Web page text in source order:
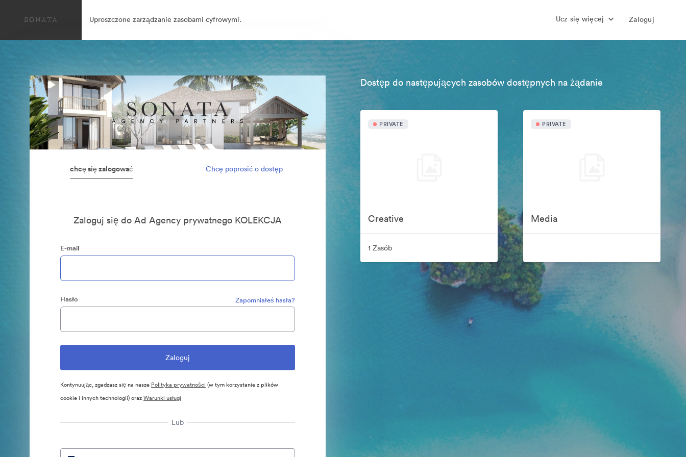
Uproszczone zarządzanie zasobami cyfrowymi. Ucz się więcej Zaloguj
chcę się zalogować Chcę poprosić o dostęp
Zaloguj się do Ad Agency prywatnego KOLEKCJA
E-mail
Hasło Zapomniałeś hasła?
Kontynuując, zgadzasz się na nasze Polityka prywatności (w tym korzystanie z plików
cookie i innych technologii) orazWarunki usługi
Lub
Dostęp do następujących zasobów dostępnych na żądanie
PRIVATE
Creative
1 Zasób
PRIVATE
Media